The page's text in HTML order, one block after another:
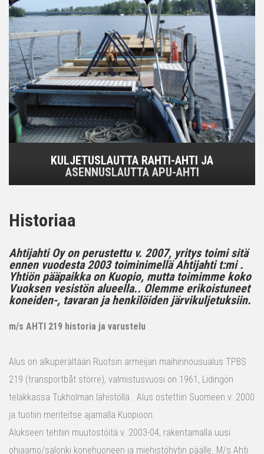
KULJETUSLAUTTA RAHTI-AHTI JA
ASENNUSLAUTTA APU-AHTI
Historiaa
Ahtijahti Oy on perustettu v. 2007, yritys toimi sitä
ennen vuodesta 2003 toiminimellä Ahtijahti t:mi .
Yhtiön pääpaikka on Kuopio, mutta toimimme koko
Vuoksen vesistön alueella.. Olemme erikoistuneet
koneiden-, tavaran ja henkilöiden järvikuljetuksiin.
m/s AHTI 219 historia ja varustelu
Alus on alkuperältään Ruotsin armeijan maihinnousualus TPBS
219 (transportbåt större), valmistusvuosi on 1961, Lidingön
telakkassa Tukholman lähistöllä . Alus ostettiin Suomeen v. 2000
ja tuotiin meriteitse ajamalla Kuopioon.
Alukseen tehtiin muutostöitä v. 2003-04, rakentamalla uusi
ohjaamo/salonki konehuoneen ja miehistöhytin päälle. M/s Ahti